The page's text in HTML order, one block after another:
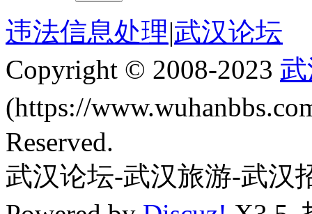
违法信息处理|武汉论坛
Copyright © 2008-2023
(https://
Reserved.
武汉论坛-武汉旅游-武汉